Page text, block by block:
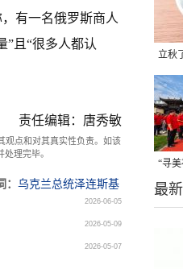
有一名俄罗斯商人
”且“很多人都认
责任编辑：唐秀敏
观点和对其真实性负责。如该
理完毕。
： 乌克兰总统泽连斯基
2026-06-05
2026-05-09
2026-05-07
立秋
晒秋
味→
“寻
题活
最